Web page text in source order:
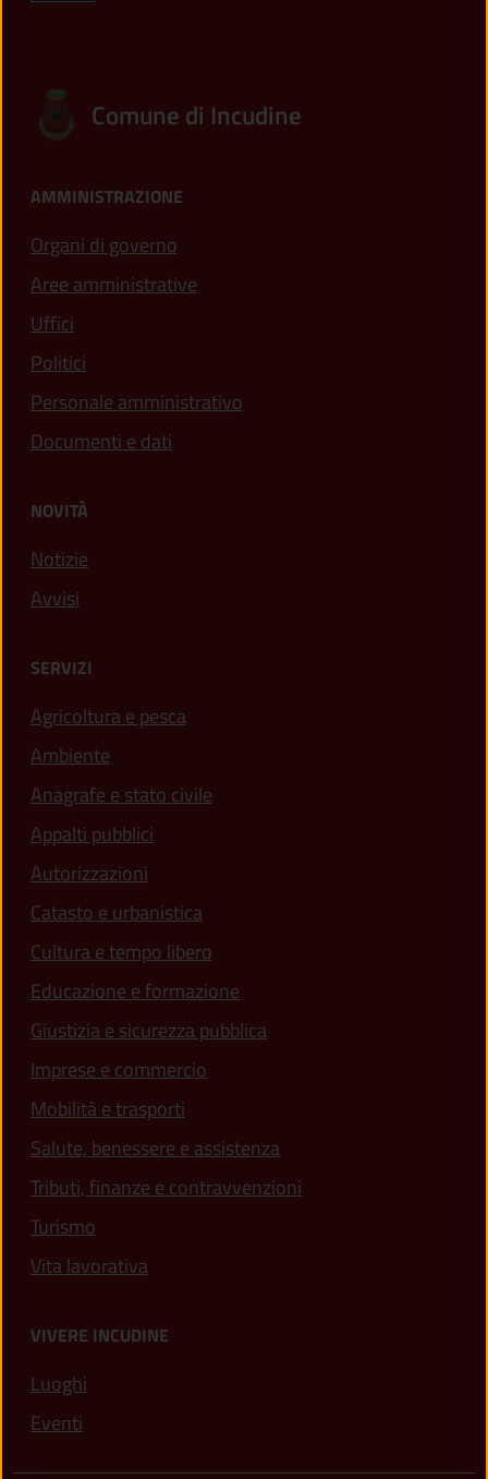
Comune di Incudine
AMMINISTRAZIONE
Organi di governo
Aree amministrative
Uffici
Politici
Personale amministrativo
Documenti e dati
NOVITÀ
Notizie
Avvisi
SERVIZI
Agricoltura e pesca
Ambiente
Anagrafe e stato civile
Appalti pubblici
Autorizzazioni
Catasto e urbanistica
Cultura e tempo libero
Educazione e formazione
Giustizia e sicurezza pubblica
Imprese e commercio
Mobilità e trasporti
Salute, benessere e assistenza
Tributi, finanze e contravvenzioni
Turismo
Vita lavorativa
VIVERE INCUDINE
Luoghi
Eventi